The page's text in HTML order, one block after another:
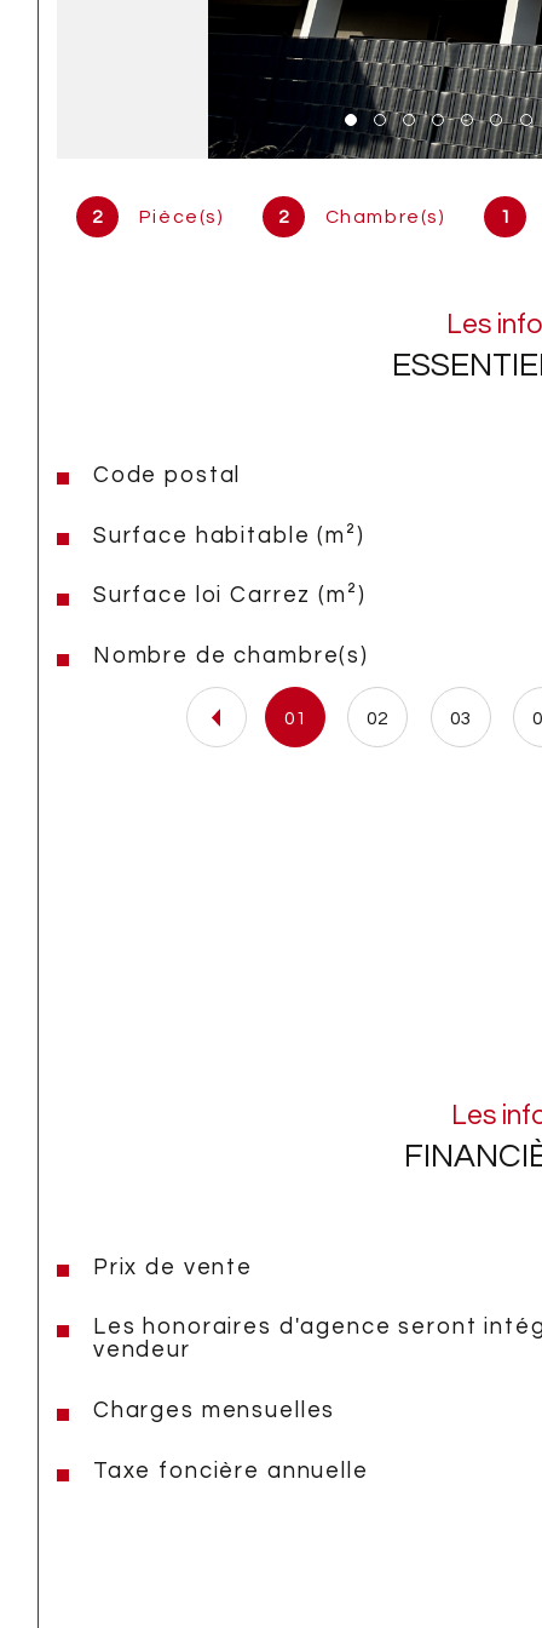
2 Pièce(s) 2 Chambre(s) 1
Les
Caractéristiques Valeurs
Code postal
Surface habitable (m²)
Surface loi Carrez (m²)
Nombre de chambre(s)
01 02 03
Les
Prix de vente
Les honoraires d'agence seront
vendeur
Charges mensuelles
Taxe foncière annuelle